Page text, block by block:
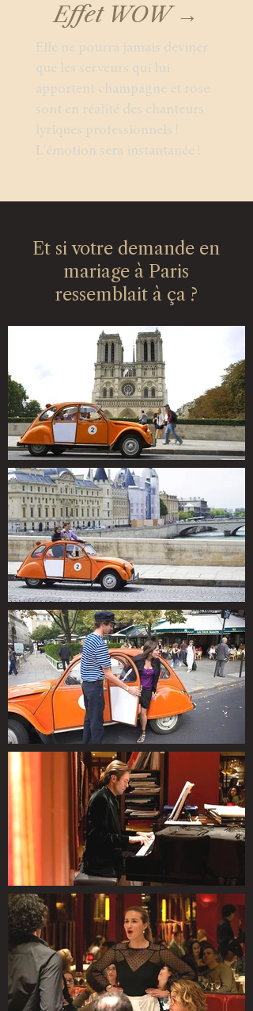
Effet WOW →
Elle ne pourra jamais deviner
que les serveurs qui lui
apportent champagne et rose
sont en réalité des chanteurs
lyriques professionnels !
L'émotion sera instantanée !
Et si votre demande en
mariage à Paris
ressemblait à ça ?